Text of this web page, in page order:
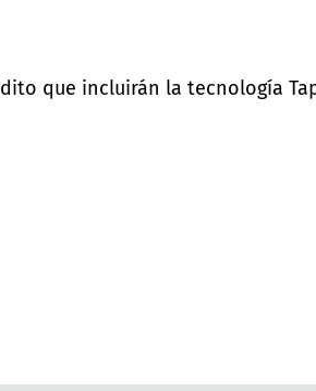
que incluirán la tecnología